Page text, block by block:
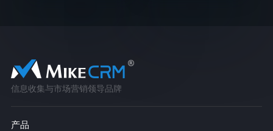
信息收集与市场营销领导品牌
产品